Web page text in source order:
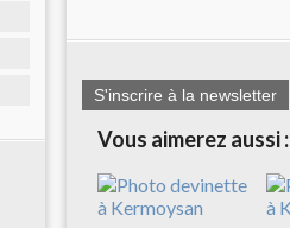
S'inscrire à la newsletter
Vous aimerez aussi :